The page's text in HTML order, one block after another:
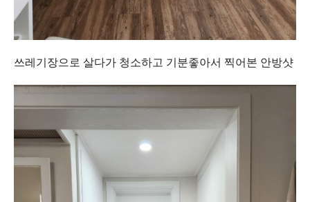
쓰레기장으로 살다가 청소하고 기분좋아서 찍어본 안방샷